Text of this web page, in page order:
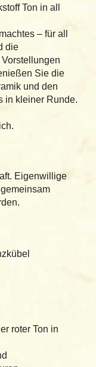
Ton in all
– für all
die
Sie die
und den
in kleiner Runde.
Eigenwillige
roter Ton in